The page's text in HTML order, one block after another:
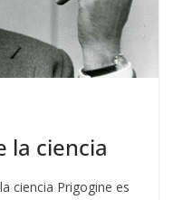
la ciencia
ciencia Prigogine es